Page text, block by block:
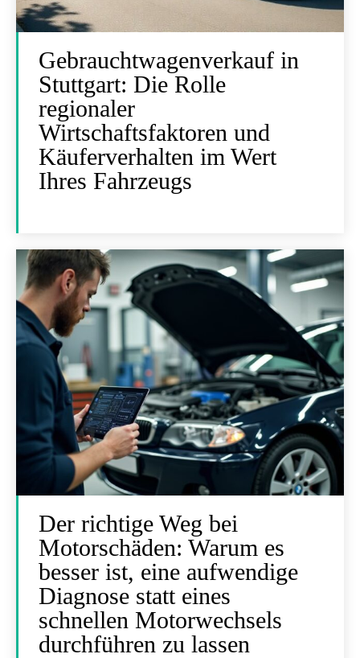
Gebrauchtwagenverkauf in
Stuttgart: Die Rolle
regionaler
Wirtschaftsfaktoren und
Käuferverhalten im Wert
Ihres Fahrzeugs
Der richtige Weg bei
Motorschäden: Warum es
besser ist, eine aufwendige
Diagnose statt eines
schnellen Motorwechsels
durchführen zu lassen